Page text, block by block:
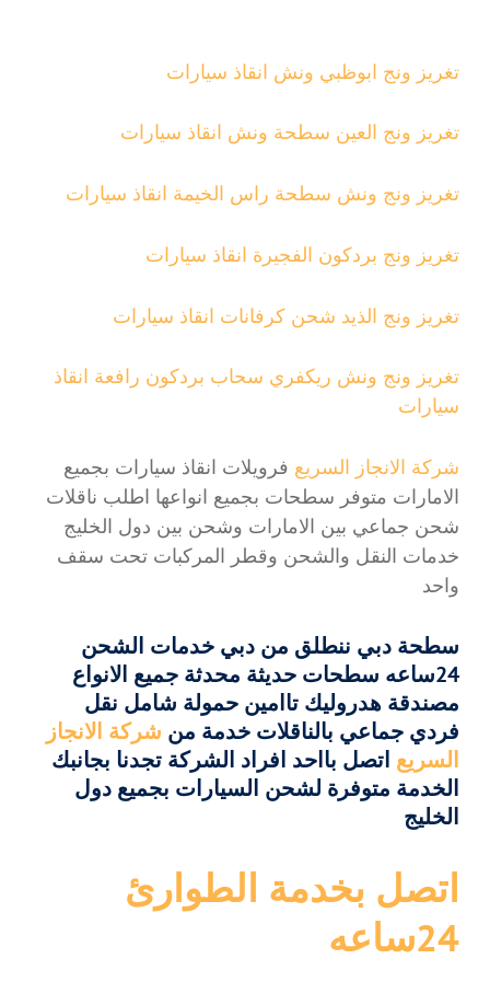
تغريز ونج ابوظبي ونش انقاذ سيارات
تغريز ونج العين سطحة ونش انقاذ سيارات
تغريز ونج ونش سطحة راس الخيمة انقاذ سيارات
تغريز ونج بردكون الفجيرة انقاذ سيارات
تغريز ونج الذيد شحن كرفانات انقاذ سيارات
تغريز ونج ونش ريكفري سحاب بردكون رافعة انقاذ
سيارات
شركة الانجاز السريع فرويلات انقاذ سيارات بجميع
الامارات متوفر سطحات بجميع انواعها اطلب ناقلات
شحن جماعي بين الامارات وشحن بين دول الخليج
خدمات النقل والشحن وقطر المركبات تحت سقف
واحد
سطحة دبي ننطلق من دبي خدمات الشحن
24ساعه سطحات حديثة محدثة جميع الانواع
مصندقة هدروليك تاامين حمولة شامل نقل
فردي جماعي بالناقلات خدمة من شركة الانجاز
السريع اتصل بااحد افراد الشركة تجدنا بجانبك
الخدمة متوفرة لشحن السيارات بجميع دول
الخليج
اتصل بخدمة الطوارئ
24ساعه